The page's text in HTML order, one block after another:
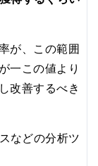
が、この範囲
一この値より
改善するべき
などの分析ツ